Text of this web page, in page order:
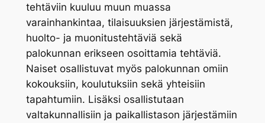
tehtäviin kuuluu muun muassa
varainhankintaa, tilaisuuksien järjestämistä,
huolto- ja muonitustehtäviä sekä
palokunnan erikseen osoittamia tehtäviä.
Naiset osallistuvat myös palokunnan omiin
kokouksiin, koulutuksiin sekä yhteisiin
tapahtumiin. Lisäksi osallistutaan
valtakunnallisiin ja paikallistason järjestämiin